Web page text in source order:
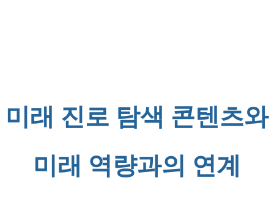
미래 진로 탐색 콘텐츠와
미래 역량과의 연계